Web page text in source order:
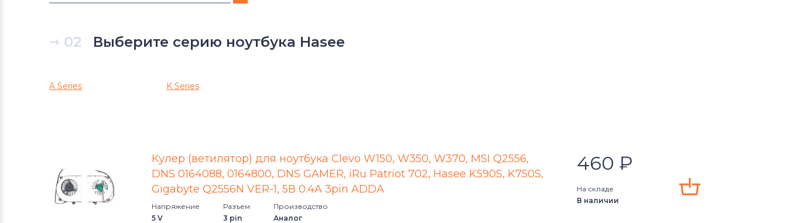
Вентиляторы (кулеры)
Вентиляторы (кулеры) eMachines
Вентиляторы (кулеры)
Клавиатуры
Вентиляторы (кулеры)Packard
02 Выберите серию ноутбука Hasee
A Series K Series
Кулер (ветилятор) для ноутбука Clevo W150, W350, W370, MSI Q2556,
DNS 0164088, 0164800, DNS GAMER, iRu Patriot 702, Hasee K590S, K750S,
Gigabyte Q2556N VER-1, 5В 0.4A 3pin ADDA
Напряжение
5 V
Разъем
3 pin
Производство
Аналог
460 ₽
На складе
В наличии